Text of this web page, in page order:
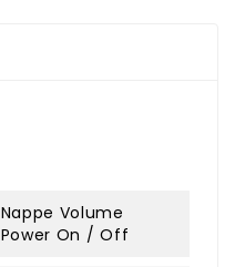
Nappe Volume
Power On / Off